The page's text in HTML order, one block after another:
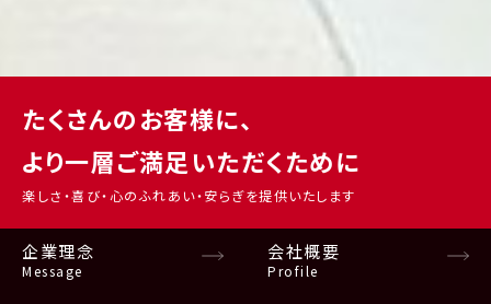
たくさんのお客様に、
より一層ご満足いただくために
楽しさ・喜び・心のふれあい・安らぎを提供いたします
企業理念
Message
会社概要
Profile